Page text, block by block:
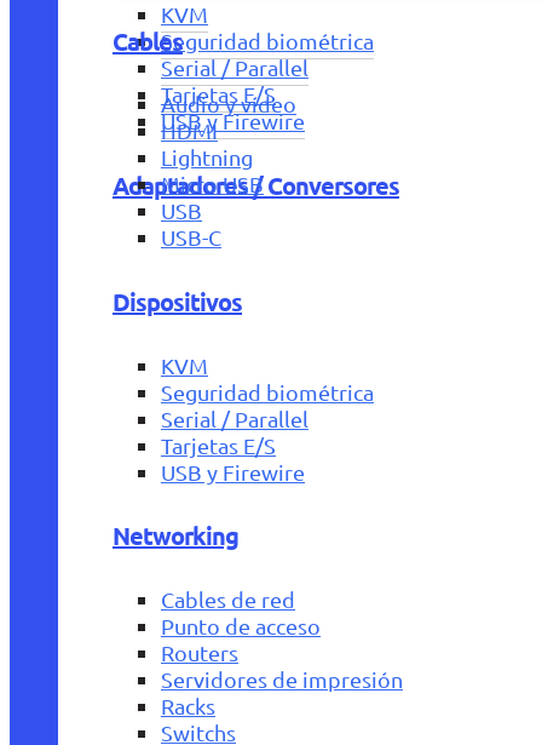
KVM
Seguridad biométrica
Serial / Parallel
Tarjetas E/S
USB y Firewire
Adaptadores / Conversores
Cables
Audio y vídeo
HDMI
Lightning
Micro USB
USB
USB-C
Dispositivos
KVM
Seguridad biométrica
Serial / Parallel
Tarjetas E/S
USB y Firewire
Networking
Cables de red
Punto de acceso
Routers
Servidores de impresión
Racks
Switchs